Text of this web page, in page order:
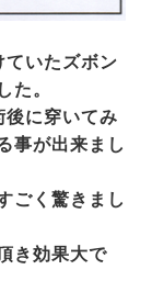
ていたズボン
た。
後に穿いてみ
事が出来まし
ごく驚きまし
き効果大で